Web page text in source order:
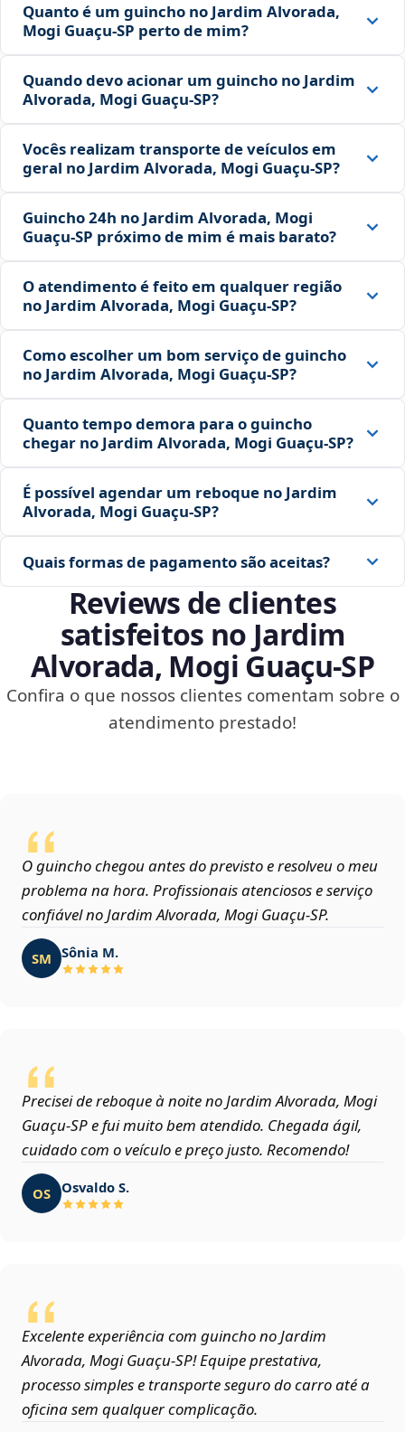
Quanto é um guincho no Jardim Alvorada,
Mogi Guaçu‑SP perto de mim?
Quando devo acionar um guincho no Jardim
Alvorada, Mogi Guaçu‑SP?
Vocês realizam transporte de veículos em
geral no Jardim Alvorada, Mogi Guaçu‑SP?
Guincho 24h no Jardim Alvorada, Mogi
Guaçu‑SP próximo de mim é mais barato?
O atendimento é feito em qualquer região
no Jardim Alvorada, Mogi Guaçu‑SP?
Como escolher um bom serviço de guincho
no Jardim Alvorada, Mogi Guaçu‑SP?
Quanto tempo demora para o guincho
chegar no Jardim Alvorada, Mogi Guaçu‑SP?
É possível agendar um reboque no Jardim
Alvorada, Mogi Guaçu‑SP?
Quais formas de pagamento são aceitas?
Reviews de clientes
satisfeitos no Jardim
Alvorada, Mogi Guaçu‑SP
Confira o que nossos clientes comentam sobre o
atendimento prestado!
O guincho chegou antes do previsto e resolveu o meu
problema na hora. Profissionais atenciosos e serviço
confiável no Jardim Alvorada, Mogi Guaçu‑SP.
SM Sônia M.
Precisei de reboque à noite no Jardim Alvorada, Mogi
Guaçu‑SP e fui muito bem atendido. Chegada ágil,
cuidado com o veículo e preço justo. Recomendo!
OS Osvaldo S.
Excelente experiência com guincho no Jardim
Alvorada, Mogi Guaçu‑SP! Equipe prestativa,
processo simples e transporte seguro do carro até a
oficina sem qualquer complicação.